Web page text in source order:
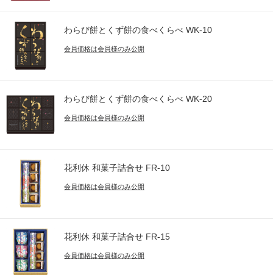
わらび餅とくず餅の食べくらべ WK-10
会員価格は会員様のみ公開
わらび餅とくず餅の食べくらべ WK-20
会員価格は会員様のみ公開
花利休 和菓子詰合せ FR-10
会員価格は会員様のみ公開
花利休 和菓子詰合せ FR-15
会員価格は会員様のみ公開